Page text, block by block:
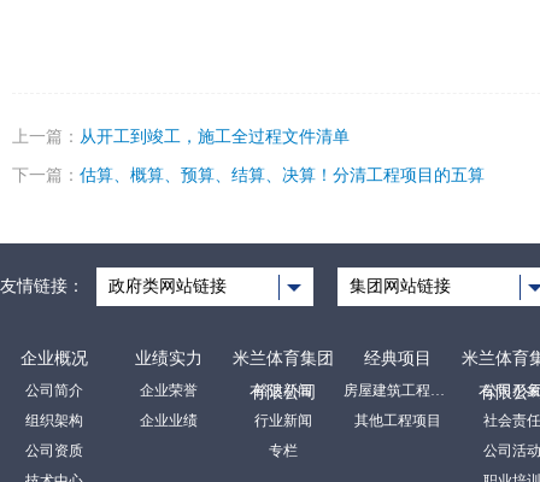
上一篇： 从开工到竣工，施工全过程文件清单
下一篇： 估算、概算、预算、结算、决算！分清工程项目的五算
友情链接： 政府类网站链接 集团网站链接
企业概况
公司简介
组织架构
公司资质
业绩实力
企业荣誉
企业业绩
米兰体育集团
有限公司
裕达新闻
行业新闻
专栏
经典项目
房屋建筑工程项目
其他工程项目
米兰体育
有限公
公司形象
社会责任
公司活动